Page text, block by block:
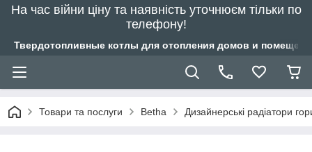
На час війни ціну та наявність уточнюєм тільки по
телефону!
Твердотопливные котлы для отопления домов и
Товари та послуги Betha Дизайнерські радіатори